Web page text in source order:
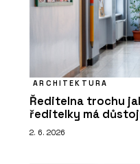
ARCHITEKTURA
Ředitelna trochu
ředitelky má
2. 6. 2026